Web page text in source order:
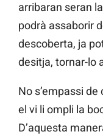
arribaran seran
podrà assaborir
descoberta, ja
desitja, tornar-lo
No s’empassi
el vi li ompli la
D’aquesta